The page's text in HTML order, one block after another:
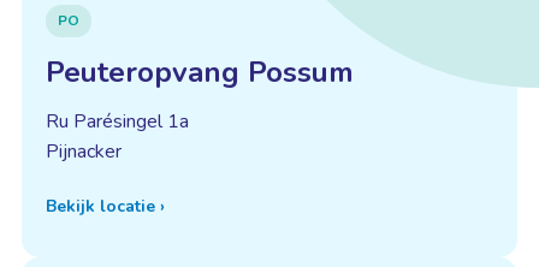
PO
Peuteropvang Possum
Ru Parésingel 1a
Pijnacker
Bekijk locatie ›